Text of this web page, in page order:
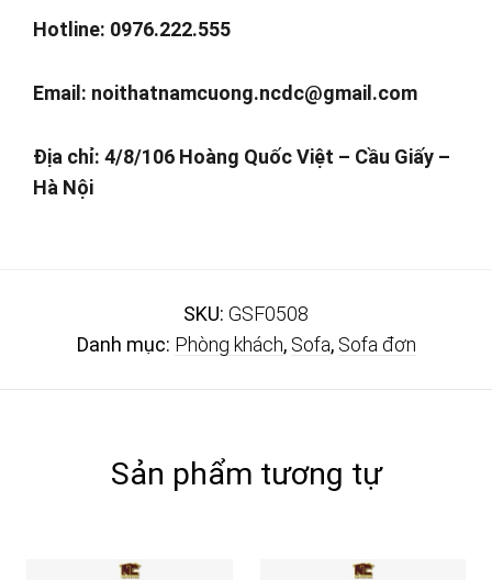
Hotline: 0976.222.555
Email: noithatnamcuong.ncdc@gmail.com
Địa chỉ: 4/8/106 Hoàng Quốc Việt – Cầu Giấy –
Hà Nội
SKU: GSF0508
Danh mục: Phòng khách, Sofa, Sofa đơn
Sản phẩm tương tự